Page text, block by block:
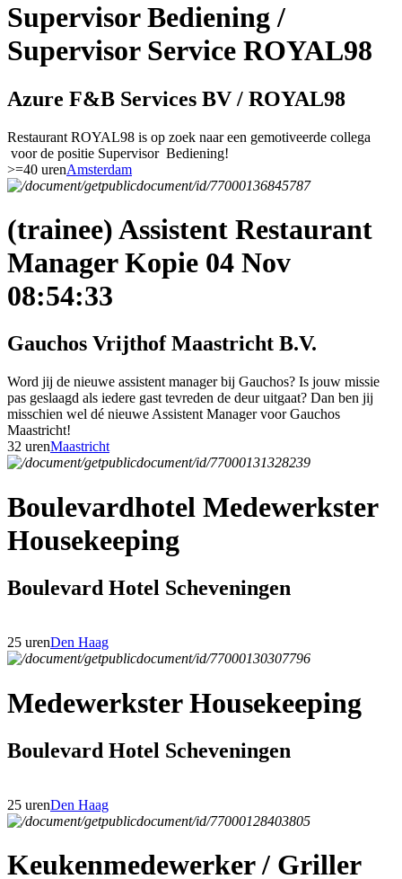
Supervisor Bediening /
Supervisor Service ROYAL98
Azure F&B Services BV / ROYAL98
Restaurant ROYAL98 is op zoek naar een gemotiveerde collega
voor de positie Supervisor Bediening!
>=40 urenAmsterdam
(trainee) Assistent Restaurant
Manager Kopie 04 Nov
08:54:33
Gauchos Vrijthof Maastricht B.V.
Word jij de nieuwe assistent manager bij Gauchos? Is jouw missie
pas geslaagd als iedere gast tevreden de deur uitgaat? Dan ben jij
misschien wel dé nieuwe Assistent Manager voor Gauchos
Maastricht!
32 urenMaastricht
Boulevardhotel Medewerkster
Housekeeping
Boulevard Hotel Scheveningen
25 urenDen Haag
Medewerkster Housekeeping
Boulevard Hotel Scheveningen
25 urenDen Haag
Keukenmedewerker / Griller